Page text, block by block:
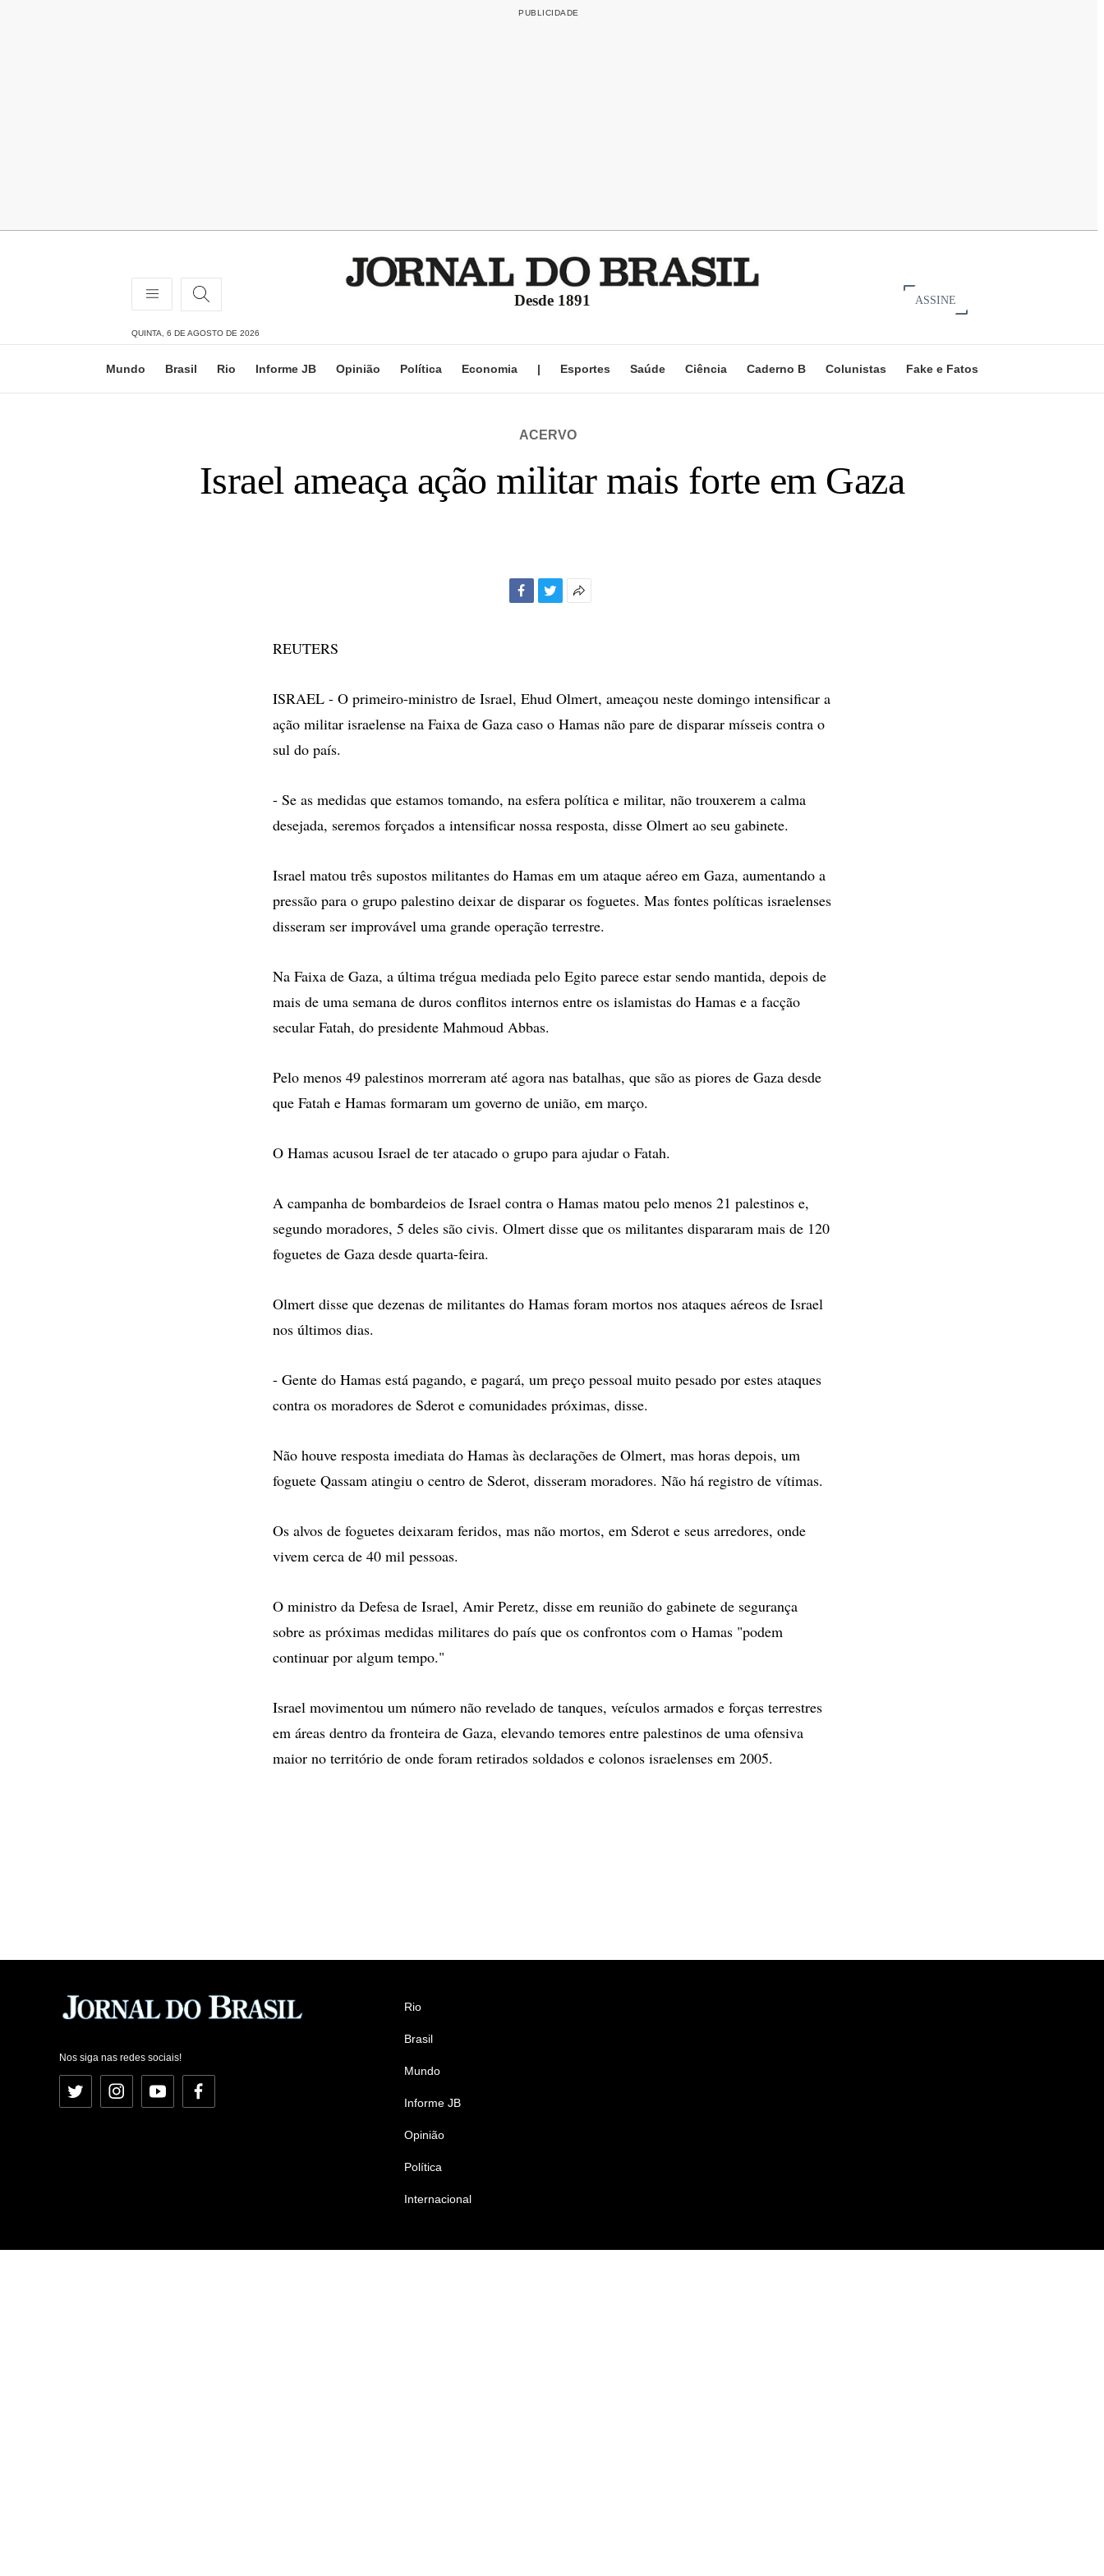
Desde 1891 ASSINE
QUINTA, 6 DE AGOSTO DE 2026
Mundo Brasil Rio Informe JB Opinião Política Economia | Esportes Saúde Ciência Caderno B Colunistas Fake e Fatos
ACERVO
Israel ameaça ação militar mais forte em Gaza
REUTERS
ISRAEL - O primeiro-ministro de Israel, Ehud Olmert, ameaçou neste domingo intensificar a
ação militar israelense na Faixa de Gaza caso o Hamas não pare de disparar mísseis contra o
sul do país.
- Se as medidas que estamos tomando, na esfera política e militar, não trouxerem a calma
desejada, seremos forçados a intensificar nossa resposta, disse Olmert ao seu gabinete.
Israel matou três supostos militantes do Hamas em um ataque aéreo em Gaza, aumentando a
pressão para o grupo palestino deixar de disparar os foguetes. Mas fontes políticas israelenses
disseram ser improvável uma grande operação terrestre.
Na Faixa de Gaza, a última trégua mediada pelo Egito parece estar sendo mantida, depois de
mais de uma semana de duros conflitos internos entre os islamistas do Hamas e a facção
secular Fatah, do presidente Mahmoud Abbas.
Pelo menos 49 palestinos morreram até agora nas batalhas, que são as piores de Gaza desde
que Fatah e Hamas formaram um governo de união, em março.
O Hamas acusou Israel de ter atacado o grupo para ajudar o Fatah.
A campanha de bombardeios de Israel contra o Hamas matou pelo menos 21 palestinos e,
segundo moradores, 5 deles são civis. Olmert disse que os militantes dispararam mais de 120
foguetes de Gaza desde quarta-feira.
Olmert disse que dezenas de militantes do Hamas foram mortos nos ataques aéreos de Israel
nos últimos dias.
- Gente do Hamas está pagando, e pagará, um preço pessoal muito pesado por estes ataques
contra os moradores de Sderot e comunidades próximas, disse.
Não houve resposta imediata do Hamas às declarações de Olmert, mas horas depois, um
foguete Qassam atingiu o centro de Sderot, disseram moradores. Não há registro de vítimas.
Os alvos de foguetes deixaram feridos, mas não mortos, em Sderot e seus arredores, onde
vivem cerca de 40 mil pessoas.
O ministro da Defesa de Israel, Amir Peretz, disse em reunião do gabinete de segurança
sobre as próximas medidas militares do país que os confrontos com o Hamas "podem
continuar por algum tempo."
Israel movimentou um número não revelado de tanques, veículos armados e forças terrestres
em áreas dentro da fronteira de Gaza, elevando temores entre palestinos de uma ofensiva
maior no território de onde foram retirados soldados e colonos israelenses em 2005.
Nos siga nas redes sociais!
Twitter InstagramYouTubeFacebook
Rio
Brasil
Mundo
Informe JB
Opinião
Política
Internacional